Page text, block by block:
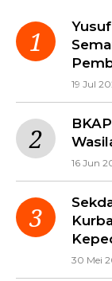
19 Jul
16 Jun
30 Mei